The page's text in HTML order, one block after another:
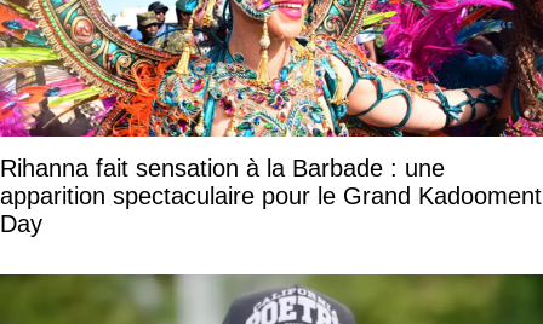
Rihanna fait sensation à la Barbade : une
apparition spectaculaire pour le Grand Kadooment
Day